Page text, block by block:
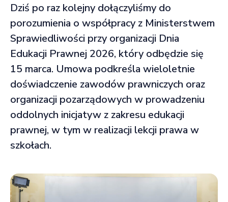
Dziś po raz kolejny dołączyliśmy do
porozumienia o współpracy z Ministerstwem
Sprawiedliwości przy organizacji Dnia
Edukacji Prawnej 2026, który odbędzie się
15 marca. Umowa podkreśla wieloletnie
doświadczenie zawodów prawniczych oraz
organizacji pozarządowych w prowadzeniu
oddolnych inicjatyw z zakresu edukacji
prawnej, w tym w realizacji lekcji prawa w
szkołach.